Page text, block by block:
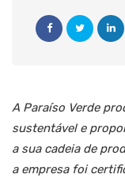
A Paraíso Verde
sustentável e
a sua cadeia de
a empresa foi